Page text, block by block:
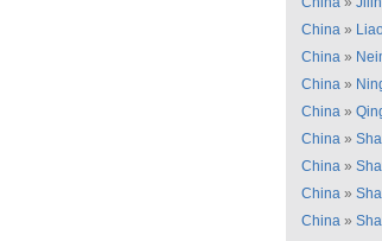
China »
China »
China »
China »
China »
China »
China »
China »